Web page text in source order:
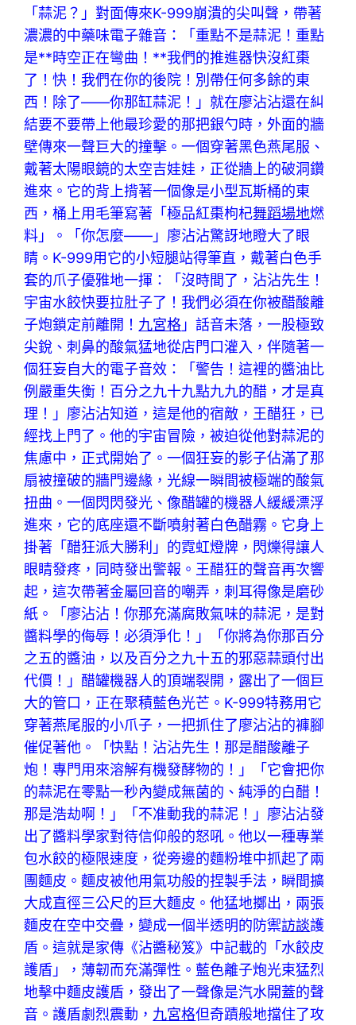
「蒜泥？」對面傳來K-999崩潰的尖叫聲，帶著
濃濃的中藥味電子雜音：「重點不是蒜泥！重點
是**時空正在彎曲！**我們的推進器快沒紅棗
了！快！我們在你的後院！別帶任何多餘的東
西！除了——你那缸蒜泥！」就在廖沾沾還在糾
結要不要帶上他最珍愛的那把銀勺時，外面的牆
壁傳來一聲巨大的撞擊。一個穿著黑色燕尾服、
戴著太陽眼鏡的太空吉娃娃，正從牆上的破洞鑽
進來。它的背上揹著一個像是小型瓦斯桶的東
西，桶上用毛筆寫著「極品紅棗枸杞舞蹈場地燃
料」。「你怎麼——」廖沾沾驚訝地瞪大了眼
睛。K-999用它的小短腿站得筆直，戴著白色手
套的爪子優雅地一揮：「沒時間了，沾沾先生！
宇宙水餃快要拉肚子了！我們必須在你被醋酸離
子炮鎖定前離開！ 九宮格 」話音未落，一股極致
尖銳、刺鼻的酸氣猛地從店門口灌入，伴隨著一
個狂妄自大的電子音效：「警告！這裡的醬油比
例嚴重失衡！百分之九十九點九九的醋，才是真
理！」廖沾沾知道，這是他的宿敵，王醋狂，已
經找上門了。他的宇宙冒險，被迫從他對蒜泥的
焦慮中，正式開始了。一個狂妄的影子佔滿了那
扇被撞破的牆門邊緣，光線一瞬間被極端的酸氣
扭曲。一個閃閃發光、像醋罐的機器人緩緩漂浮
進來，它的底座還不斷噴射著白色醋霧。它身上
掛著「醋狂派大勝利」的霓虹燈牌，閃爍得讓人
眼睛發疼，同時發出警報。王醋狂的聲音再次響
起，這次帶著金屬回音的嘲弄，刺耳得像是磨砂
紙。「廖沾沾！你那充滿腐敗氣味的蒜泥，是對
醬料學的侮辱！必須淨化！」「你將為你那百分
之五的醬油，以及百分之九十五的邪惡蒜頭付出
代價！」醋罐機器人的頂端裂開，露出了一個巨
大的管口，正在聚積藍色光芒。K-999特務用它
穿著燕尾服的小爪子，一把抓住了廖沾沾的褲腳
催促著他。「快點！沾沾先生！那是醋酸離子
炮！專門用來溶解有機發酵物的！」「它會把你
的蒜泥在零點一秒內變成無菌的、純淨的白醋！
那是浩劫啊！」「不准動我的蒜泥！」廖沾沾發
出了醬料學家對待信仰般的怒吼。他以一種專業
包水餃的極限速度，從旁邊的麵粉堆中抓起了兩
團麵皮。麵皮被他用氣功般的捏製手法，瞬間擴
大成直徑三公尺的巨大麵皮。他猛地擲出，兩張
麵皮在空中交疊，變成一個半透明的防禦訪談護
盾。這就是家傳《沾醬秘笈》中記載的「水餃皮
護盾」，薄韌而充滿彈性。藍色離子炮光束猛烈
地擊中麵皮護盾，發出了一聲像是汽水開蓋的聲
音。護盾劇烈震動， 九宮格但奇蹟般地擋住了攻